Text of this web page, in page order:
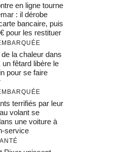
en ligne tourne
: il dérobe
bancaire, puis
pour les restituer
la chaleur dans
fêtard libère le
pour se faire
terrifiés par leur
volant se
une voiture à
service